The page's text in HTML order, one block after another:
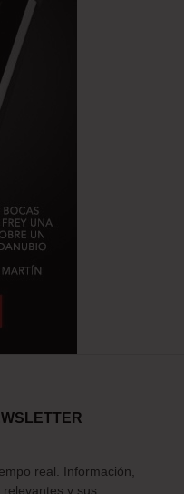
real. Información,
y sus